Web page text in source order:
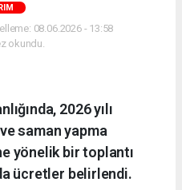
08.06.2026 - 13:58
okundu.
2026 yılı
saman yapma
yönelik bir toplantı
ücretler belirlendi.